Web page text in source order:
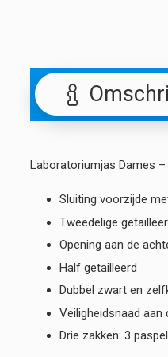
Laboratoriumjas Dames
Sluiting voorzijde
Tweedelige
Opening aan de
Half getailleerd
Dubbel zwart en
Veiligheidsnaad aan
Drie zakken: 3